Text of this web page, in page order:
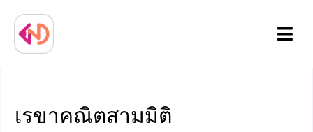
Menu
เรขาคณิตสามมิติ